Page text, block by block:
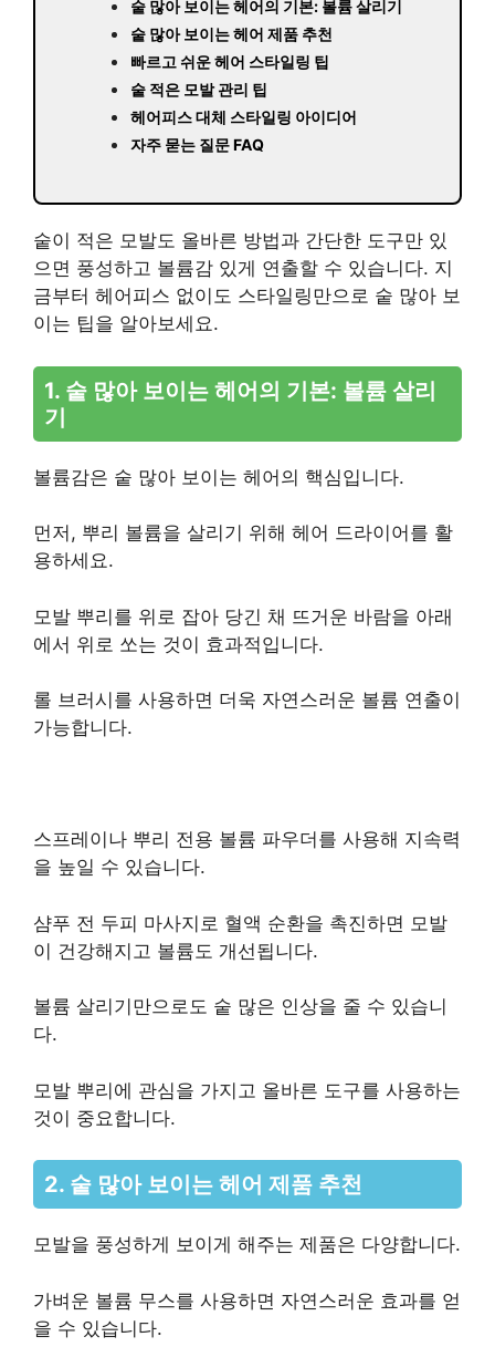
숱 많아 보이는 헤어의 기본: 볼륨 살리기
숱 많아 보이는 헤어 제품 추천
빠르고 쉬운 헤어 스타일링 팁
숱 적은 모발 관리 팁
헤어피스 대체 스타일링 아이디어
자주 묻는 질문 FAQ
숱이 적은 모발도 올바른 방법과 간단한 도구만 있
으면 풍성하고 볼륨감 있게 연출할 수 있습니다. 지
금부터 헤어피스 없이도 스타일링만으로 숱 많아 보
이는 팁을 알아보세요.
1. 숱 많아 보이는 헤어의 기본: 볼륨 살리
기
볼륨감은 숱 많아 보이는 헤어의 핵심입니다.
먼저, 뿌리 볼륨을 살리기 위해 헤어 드라이어를 활
용하세요.
모발 뿌리를 위로 잡아 당긴 채 뜨거운 바람을 아래
에서 위로 쏘는 것이 효과적입니다.
롤 브러시를 사용하면 더욱 자연스러운 볼륨 연출이
가능합니다.
스프레이나 뿌리 전용 볼륨 파우더를 사용해 지속력
을 높일 수 있습니다.
샴푸 전 두피 마사지로 혈액 순환을 촉진하면 모발
이 건강해지고 볼륨도 개선됩니다.
볼륨 살리기만으로도 숱 많은 인상을 줄 수 있습니
다.
모발 뿌리에 관심을 가지고 올바른 도구를 사용하는
것이 중요합니다.
2. 숱 많아 보이는 헤어 제품 추천
모발을 풍성하게 보이게 해주는 제품은 다양합니다.
가벼운 볼륨 무스를 사용하면 자연스러운 효과를 얻
을 수 있습니다.